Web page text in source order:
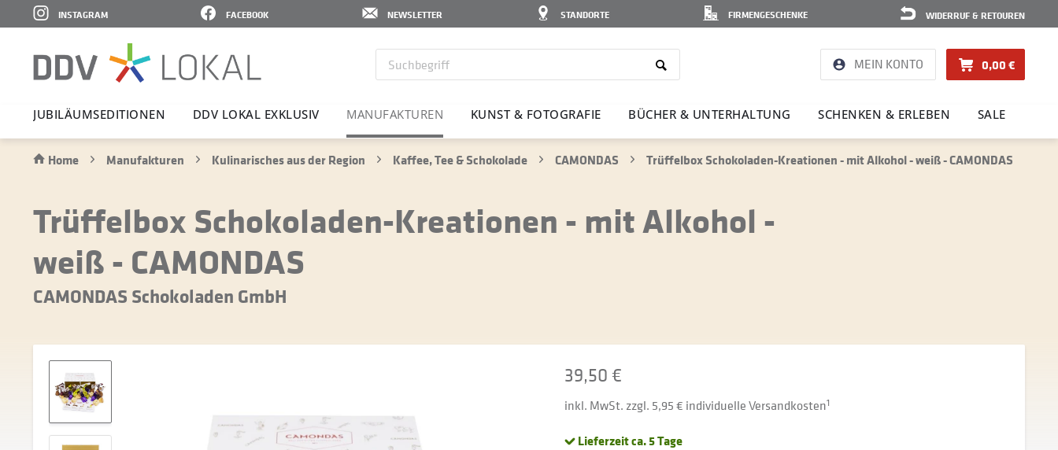
WIDERRUF & RETOUREN
FIRMENGESCHENKE
STANDORTE
NEWSLETTER
FACEBOOK
INSTAGRAM
MEIN KONTO 0,00 €
JUBI­LÄ­UMS­E­DI­TIONEN DDV LOKAL EXKLUSIV MANU­FAK­TUREN KUNST & FOTO­GRAFIE BÜCHER & UNTER­HAL­TUNG SCHENKEN & ERLEBEN SALE
Home Manufakturen Kulinarisches aus der Region Kaffee, Tee & Schokolade CAMONDAS Trüffelbox Schokoladen-Kreationen - mit Alkohol - weiß - CAMONDAS
Trüffelbox Schokoladen-Kreationen - mit Alkohol -
weiß - CAMONDAS
CAMONDAS Schokoladen GmbH
39,50 €
inkl. MwSt. zzgl. 5,95 € individuelle Versandkosten1
Lieferzeit ca. 5 Tage